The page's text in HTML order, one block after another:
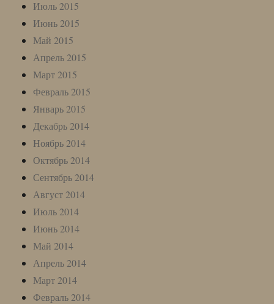
Июль 2015
Июнь 2015
Май 2015
Апрель 2015
Март 2015
Февраль 2015
Январь 2015
Декабрь 2014
Ноябрь 2014
Октябрь 2014
Сентябрь 2014
Август 2014
Июль 2014
Июнь 2014
Май 2014
Апрель 2014
Март 2014
Февраль 2014